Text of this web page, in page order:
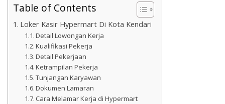
Table of Contents
Loker Kasir Hypermart Di Kota Kendari
Detail Lowongan Kerja
Kualifikasi Pekerja
Detail Pekerjaan
Ketrampilan Pekerja
Tunjangan Karyawan
Dokumen Lamaran
Cara Melamar Kerja di Hypermart